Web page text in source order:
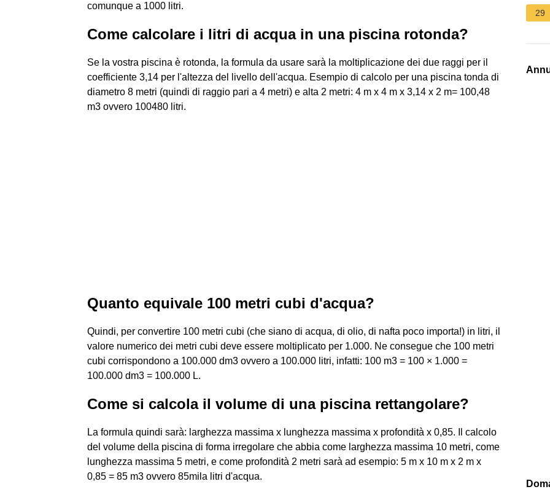
comunque a 1000 litri.
Come calcolare i litri di acqua in una piscina rotonda?
Se la vostra piscina è rotonda, la formula da usare sarà la moltiplicazione dei due raggi per il
coefficiente 3,14 per l'altezza del livello dell'acqua. Esempio di calcolo per una piscina tonda di
diametro 8 metri (quindi di raggio pari a 4 metri) e alta 2 metri: 4 m x 4 m x 3,14 x 2 m= 100,48
m3 ovvero 100480 litri.
Quanto equivale 100 metri cubi d'acqua?
Quindi, per convertire 100 metri cubi (che siano di acqua, di olio, di nafta poco importa!) in litri, il
valore numerico dei metri cubi deve essere moltiplicato per 1.000. Ne consegue che 100 metri
cubi corrispondono a 100.000 dm3 ovvero a 100.000 litri, infatti: 100 m3 = 100 × 1.000 =
100.000 dm3 = 100.000 L.
Come si calcola il volume di una piscina rettangolare?
La formula quindi sarà: larghezza massima x lunghezza massima x profondità x 0,85. Il calcolo
del volume della piscina di forma irregolare che abbia come larghezza massima 10 metri, come
lunghezza massima 5 metri, e come profondità 2 metri sarà ad esempio: 5 m x 10 m x 2 m x
0,85 = 85 m3 ovvero 85mila litri d'acqua.
29